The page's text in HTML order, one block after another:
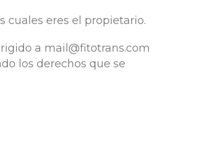
cuales eres el propietario.
a mail@fitotrans.com
los derechos que se